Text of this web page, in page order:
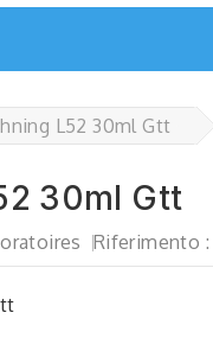
L52 30ml Gtt
30ml Gtt
Riferimento :